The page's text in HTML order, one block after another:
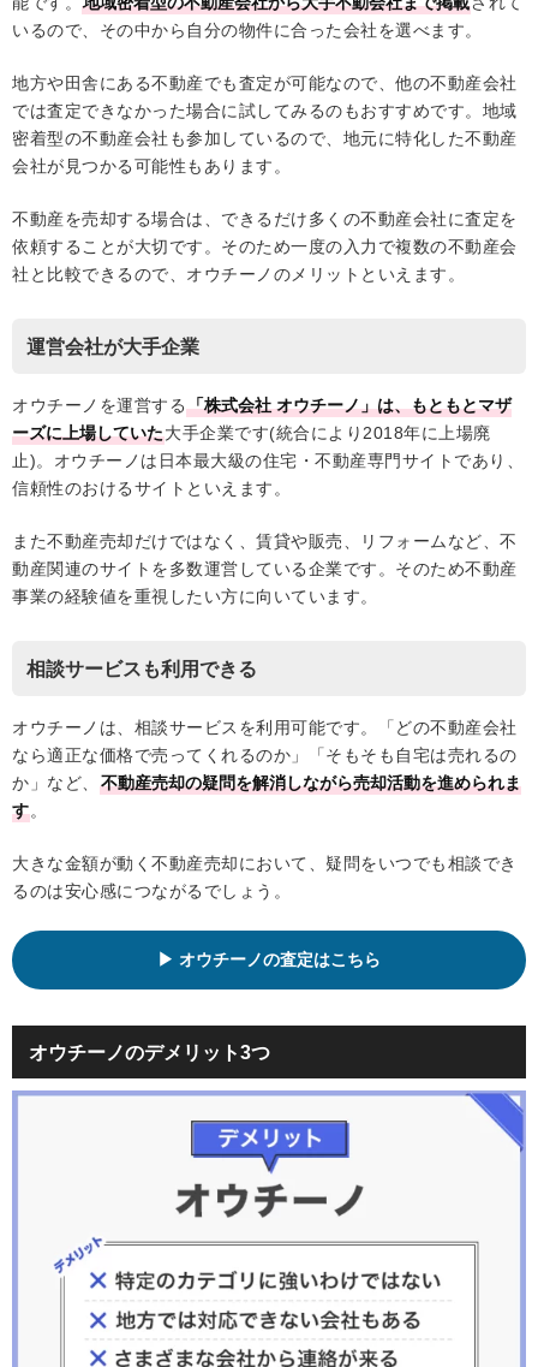
いるので、その中から自分の物件に合った会社を選べます。
地方や田舎にある不動産でも査定が可能なので、他の不動産会社
では査定できなかった場合に試してみるのもおすすめです。地域
密着型の不動産会社も参加しているので、地元に特化した不動産
会社が見つかる可能性もあります。
不動産を売却する場合は、できるだけ多くの不動産会社に査定を
依頼することが大切です。そのため一度の入力で複数の不動産会
社と比較できるので、オウチーノのメリットといえます。
運営会社が大手企業
オウチーノを運営する「株式会社 オウチーノ」は、もともとマザ
ーズに上場していた大手企業です(統合により2018年に上場廃
止)。オウチーノは日本最大級の住宅・不動産専門サイトであり、
信頼性のおけるサイトといえます。
また不動産売却だけではなく、賃貸や販売、リフォームなど、不
動産関連のサイトを多数運営している企業です。そのため不動産
事業の経験値を重視したい方に向いています。
相談サービスも利用できる
オウチーノは、相談サービスを利用可能です。「どの不動産会社
なら適正な価格で売ってくれるのか」「そもそも自宅は売れるの
か」など、 不動産売却の疑問を解消しながら売却活動を進められま
す。
大きな金額が動く不動産売却において、疑問をいつでも相談でき
るのは安心感につながるでしょう。
オウチーノの査定はこちら
オウチーノのデメリット3つ